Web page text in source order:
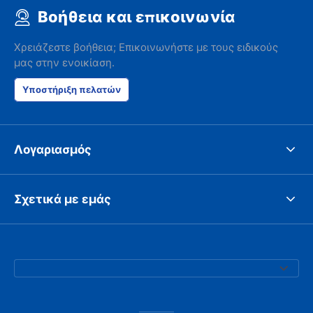
Βοήθεια και επικοινωνία
Χρειάζεστε βοήθεια; Επικοινωνήστε με τους ειδικούς
μας στην ενοικίαση.
Υποστήριξη πελατών
Λογαριασμός
Σχετικά με εμάς